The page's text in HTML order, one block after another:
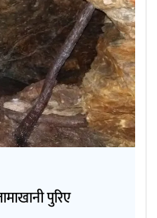
पुरिए